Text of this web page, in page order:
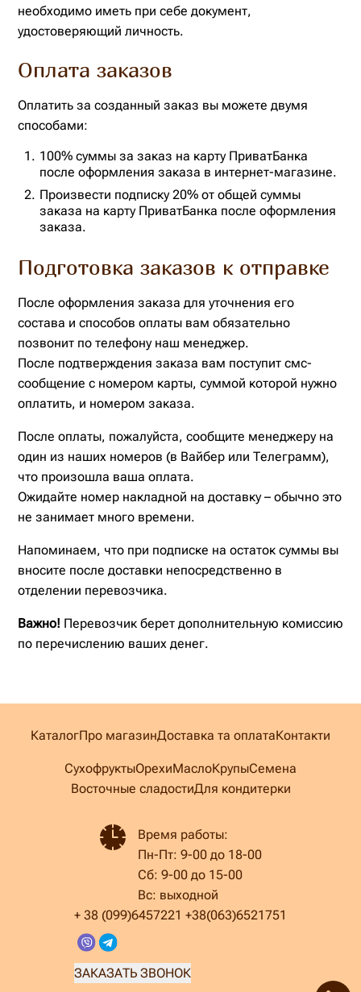
необходимо иметь при себе документ,
удостоверяющий личность.
Оплата заказов
Оплатить за созданный заказ вы можете двумя
способами:
100% суммы за заказ на карту ПриватБанка
после оформления заказа в интернет-магазине.
Произвести подписку 20% от общей суммы
заказа на карту ПриватБанка после оформления
заказа.
Подготовка заказов к отправке
После оформления заказа для уточнения его
состава и способов оплаты вам обязательно
позвонит по телефону наш менеджер.
После подтверждения заказа вам поступит смс-
сообщение с номером карты, суммой которой нужно
оплатить, и номером заказа.
После оплаты, пожалуйста, сообщите менеджеру на
один из наших номеров (в Вайбер или Телеграмм),
что произошла ваша оплата.
Ожидайте номер накладной на доставку – обычно это
не занимает много времени.
Напоминаем, что при подписке на остаток суммы вы
вносите после доставки непосредственно в
отделении перевозчика.
Важно! Перевозчик берет дополнительную комиссию
по перечислению ваших денег.
КаталогПро магазинДоставка та оплатаКонтакти
СухофруктыОрехиМаслоКрупыСемена
Восточные сладостиДля кондитерки
Время работы:
Пн-Пт: 9-00 до 18-00
Сб: 9-00 до 15-00
Вс: выходной
+ 38 (099)6457221 +38(063)6521751
ЗАКАЗАТЬ ЗВОНОК